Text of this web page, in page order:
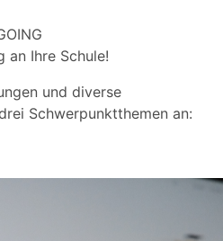
an Ihre Schule!
und diverse
Schwerpunktthemen an: